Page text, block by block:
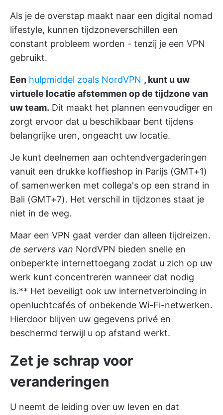
Als je de overstap maakt naar een digital nomad
lifestyle, kunnen tijdzoneverschillen een
constant probleem worden - tenzij je een VPN
gebruikt.
Een hulpmiddel zoals NordVPN , kunt u uw
virtuele locatie afstemmen op de tijdzone van
uw team. Dit maakt het plannen eenvoudiger en
zorgt ervoor dat u beschikbaar bent tijdens
belangrijke uren, ongeacht uw locatie.
Je kunt deelnemen aan ochtendvergaderingen
vanuit een drukke koffieshop in Parijs (GMT+1)
of samenwerken met collega's op een strand in
Bali (GMT+7). Het verschil in tijdzones staat je
niet in de weg.
Maar een VPN gaat verder dan alleen tijdreizen.
de servers van NordVPN bieden snelle en
onbeperkte internettoegang zodat u zich op uw
werk kunt concentreren wanneer dat nodig
is.** Het beveiligt ook uw internetverbinding in
openluchtcafés of onbekende Wi-Fi-netwerken.
Hierdoor blijven uw gegevens privé en
beschermd terwijl u op afstand werkt.
Zet je schrap voor
veranderingen
U neemt de leiding over uw leven en dat